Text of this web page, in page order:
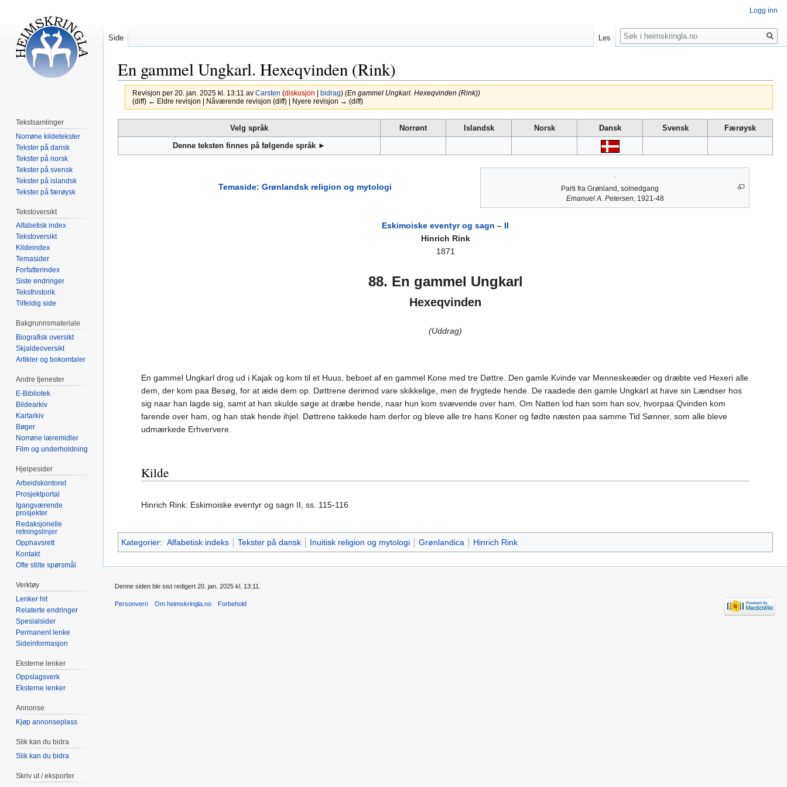
En gammel Ungkarl. Hexeqvinden (Rink)
Revisjon per 20. jan. 2025 kl. 13:11 av Carsten (diskusjon bidrag) (En gammel Ungkarl. Hexeqvinden (Rink))
(diff) ← Eldre revisjon | Nåværende revisjon (diff) | Nyere revisjon → (diff)
til
til
Velg språk Norrønt Islandsk Norsk Dansk Svensk
Færøysk
Denne teksten finnes på følgende språk ►
Parti fra Grønland, solnedgang
Emanuel A. Petersen, 1921-48
Temaside: Grønlandsk religion og mytologi
Eskimoiske eventyr og sagn – II
Hinrich Rink
1871
88. En gammel Ungkarl
Hexeqvinden
(Uddrag)
En gammel Ungkarl drog ud i Kajak og kom til et Huus, beboet af en gammel Kone med tre Døttre. Den gamle Kvinde var Menneskeæder og dræbte ved Hexeri alle
dem, der kom paa Besøg, for at æde dem op. Døttrene derimod vare skikkelige, men de frygtede hende. De raadede den gamle Ungkarl at have sin Lændser hos
sig naar han lagde sig, samt at han skulde søge at dræbe hende, naar hun kom svævende over ham. Om Natten lod han som han sov, hvorpaa Qvinden kom
farende over ham, og han stak hende ihjel. Døttrene takkede ham derfor og bleve alle tre hans Koner og fødte næsten paa samme Tid Sønner, som alle bleve
udmærkede Erhververe.
Kilde
Hinrich Rink: Eskimoiske eventyr og sagn II, ss. 115-116
Kategorier: Alfabetisk indeks Tekster på dansk Inuitisk religion og mytologi Grønlandica Hinrich Rink
Logg inn
Side Les
Søk
Tekstsamlinger
Norrøne kildetekster
Tekster på dansk
Tekster på norsk
Tekster på svensk
Tekster på islandsk
Tekster på færøysk
Tekstoversikt
Alfabetisk index
Tekstoversikt
Kildeindex
Temasider
Forfatterindex
Siste endringer
Teksthistorik
Tilfeldig side
Bakgrunnsmateriale
Biografisk oversikt
Skjaldeoversikt
Artikler og bokomtaler
Andre tjenester
E-Bibliotek
Bildearkiv
Kartarkiv
Bøger
Norrøne læremidler
Film og underholdning
Hjelpesider
Arbeidskontoret
Prosjektportal
Igangværende
prosjekter
Redaksjonelle
retningslinjer
Opphavsrett
Kontakt
Ofte stilte spørsmål
Verktøy
Lenker hit
Relaterte endringer
Spesialsider
Permanent lenke
Sideinformasjon
Eksterne lenker
Oppslagsverk
Eksterne lenker
Annonse
Kjøp annonseplass
Slik kan du bidra
Slik kan du bidra
Skriv ut / eksporter
Denne siden ble sist redigert 20. jan. 2025 kl. 13:11.
Personvern Om heimskringla.no Forbehold